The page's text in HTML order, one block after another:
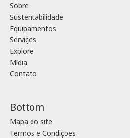
Sobre
Sustentabilidade
Equipamentos
Serviços
Explore
Mídia
Contato
Bottom
Mapa do site
Termos e Condições